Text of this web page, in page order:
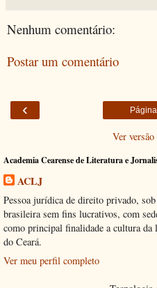
Nenhum comentário:
Postar um comentário
‹
Ver
Academia Cearense de Literatura e
ACLJ
Pessoa jurídica de direito privado,
brasileira sem fins lucrativos, com
como principal finalidade a cultura
do Ceará.
Ver meu perfil completo